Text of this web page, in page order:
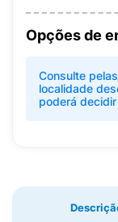
Opções de
Consulte
localidade
poderá